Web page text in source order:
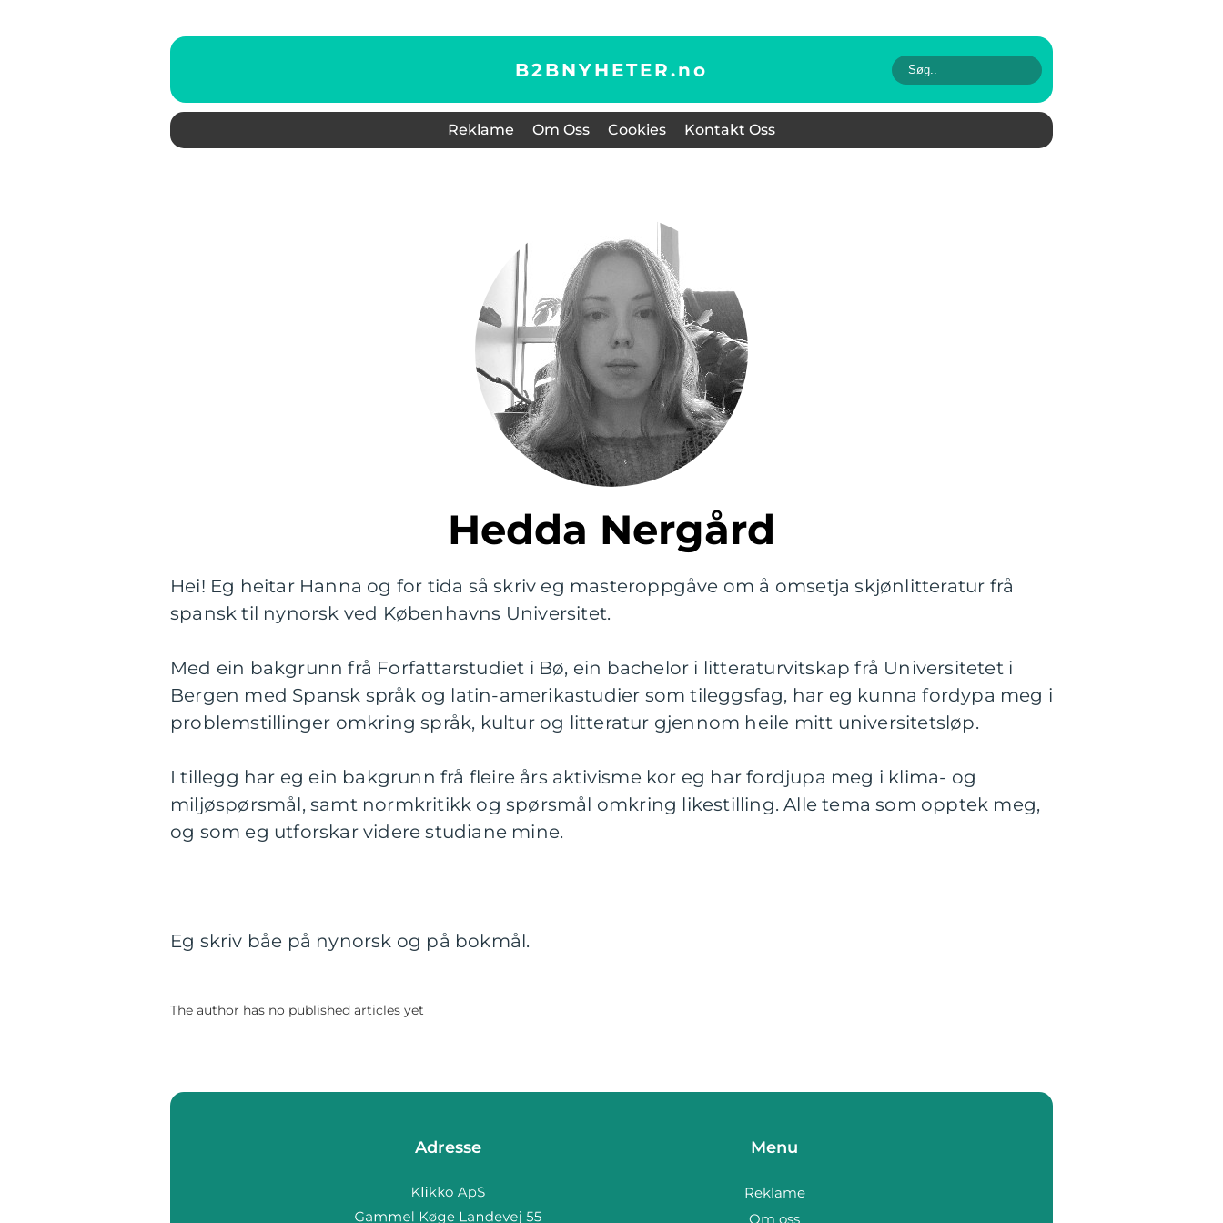
B2BNYHETER.no
Reklame Om Oss Cookies Kontakt Oss
Hedda Nergård
Hei! Eg heitar Hanna og for tida så skriv eg masteroppgåve om å omsetja skjønlitteratur frå
spansk til nynorsk ved Københavns Universitet.
Med ein bakgrunn frå Forfattarstudiet i Bø, ein bachelor i litteraturvitskap frå Universitetet i
Bergen med Spansk språk og latin-amerikastudier som tileggsfag, har eg kunna fordypa meg i
problemstillinger omkring språk, kultur og litteratur gjennom heile mitt universitetsløp.
I tillegg har eg ein bakgrunn frå fleire års aktivisme kor eg har fordjupa meg i klima- og
miljøspørsmål, samt normkritikk og spørsmål omkring likestilling. Alle tema som opptek meg,
og som eg utforskar videre studiane mine.
Eg skriv båe på nynorsk og på bokmål.
The author has no published articles yet
Adresse Menu
Reklame
Om oss